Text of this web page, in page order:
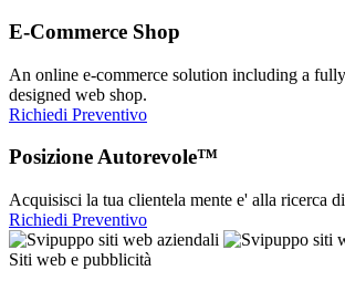
E-Commerce Shop
An online e-commerce solution including a
designed web shop.
Richiedi Preventivo
Posizione Autorevole™
Acquisisci la tua clientela mente e' alla ricerca
Richiedi Preventivo
Siti web e pubblicità